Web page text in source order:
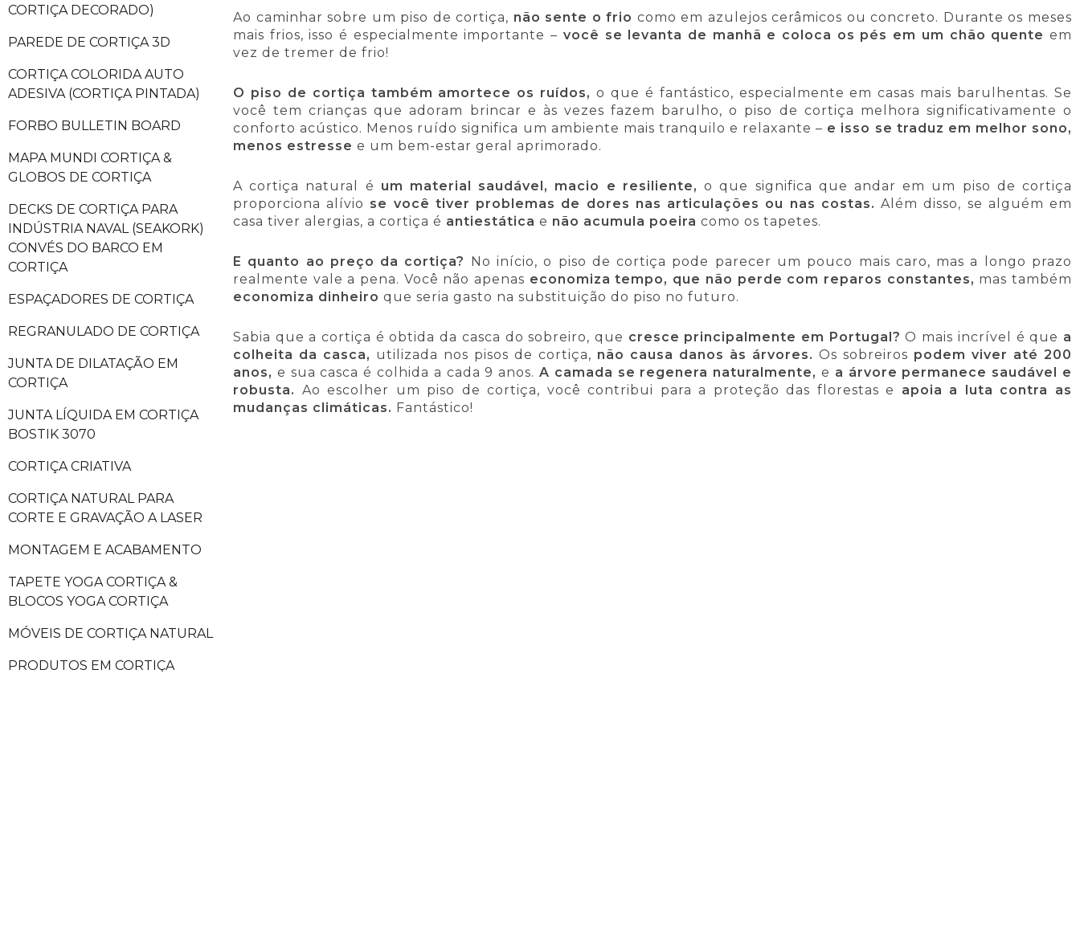
CORTIÇA DECORADO)
PAREDE DE CORTIÇA 3D
CORTIÇA COLORIDA AUTO
ADESIVA (CORTIÇA PINTADA)
FORBO BULLETIN BOARD
MAPA MUNDI CORTIÇA &
GLOBOS DE CORTIÇA
DECKS DE CORTIÇA PARA
INDÚSTRIA NAVAL (SEAKORK)
CONVÉS DO BARCO EM
CORTIÇA
ESPAÇADORES DE CORTIÇA
REGRANULADO DE CORTIÇA
JUNTA DE DILATAÇÃO EM
CORTIÇA
JUNTA LÍQUIDA EM CORTIÇA
BOSTIK 3070
CORTIÇA CRIATIVA
CORTIÇA NATURAL PARA
CORTE E GRAVAÇÃO A LASER
MONTAGEM E ACABAMENTO
TAPETE YOGA CORTIÇA &
BLOCOS YOGA CORTIÇA
MÓVEIS DE CORTIÇA NATURAL
PRODUTOS EM CORTIÇA
Ao caminhar sobre um piso de cortiça, não sente o frio como em azulejos cerâmicos ou concreto. Durante os meses
mais frios, isso é especialmente importante – você se levanta de manhã e coloca os pés em um chão quente em
vez de tremer de frio!
O piso de cortiça também amortece os ruídos, o que é fantástico, especialmente em casas mais barulhentas. Se
você tem crianças que adoram brincar e às vezes fazem barulho, o piso de cortiça melhora significativamente o
conforto acústico. Menos ruído significa um ambiente mais tranquilo e relaxante – e isso se traduz em melhor sono,
menos estresse e um bem-estar geral aprimorado.
A cortiça natural é um material saudável, macio e resiliente, o que significa que andar em um piso de cortiça
proporciona alívio se você tiver problemas de dores nas articulações ou nas costas. Além disso, se alguém em
casa tiver alergias, a cortiça é antiestática e não acumula poeira como os tapetes.
E quanto ao preço da cortiça?
No início, o piso de cortiça pode parecer um pouco mais caro, mas a longo prazo
realmente vale a pena. Você não apenas economiza tempo, que não perde com reparos constantes, mas também
economiza dinheiro que seria gasto na substituição do piso no futuro.
Sabia que a cortiça é obtida da casca do sobreiro, que cresce principalmente em Portugal? O mais incrível é que a
colheita da casca, utilizada nos pisos de cortiça, não causa danos às árvores. Os sobreiros podem viver até 200
anos, e sua casca é colhida a cada 9 anos. A camada se regenera naturalmente, e a árvore permanece saudável e
robusta. Ao escolher um piso de cortiça, você contribui para a proteção das florestas e apoia a luta contra as
mudanças climáticas. Fantástico!